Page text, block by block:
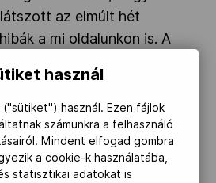
az elmúlt hét
a mi oldalunkon is. A
megállítani a piros
büntetőből szépíthettek
révén.
is mi kezdtük
használ
használ. Ezen fájlok
számunkra a felhasználó
Mindent elfogad gombra
a cookie-k használatába,
statisztikai adatokat is